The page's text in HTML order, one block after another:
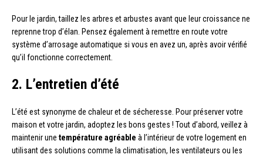
Pour le jardin, taillez les arbres et arbustes avant que leur croissance ne
reprenne trop d’élan. Pensez également à remettre en route votre
système d’arrosage automatique si vous en avez un, après avoir vérifié
qu’il fonctionne correctement.
2. L’entretien d’été
L’été est synonyme de chaleur et de sécheresse. Pour préserver votre
maison et votre jardin, adoptez les bons gestes ! Tout d’abord, veillez à
maintenir une température agréable à l’intérieur de votre logement en
utilisant des solutions comme la climatisation, les ventilateurs ou les